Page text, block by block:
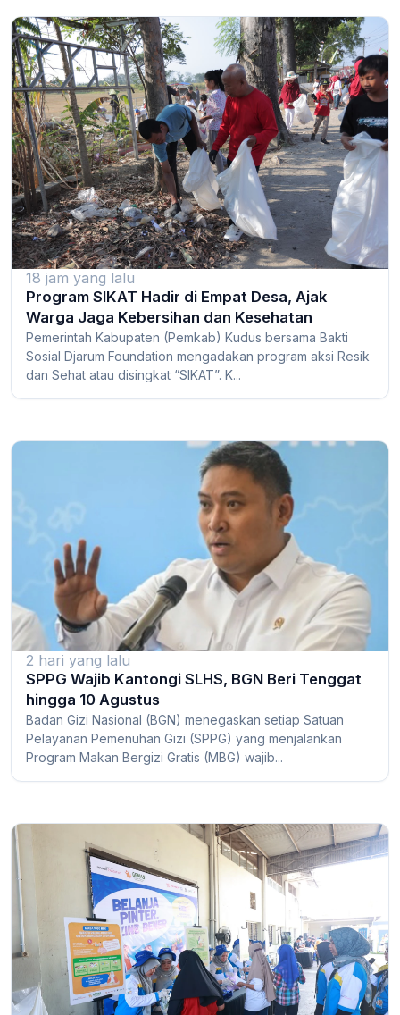
18 jam yang lalu
Program SIKAT Hadir di Empat Desa, Ajak
Warga Jaga Kebersihan dan Kesehatan
Pemerintah Kabupaten (Pemkab) Kudus bersama Bakti
Sosial Djarum Foundation mengadakan program aksi Resik
dan Sehat atau disingkat “SIKAT”. K...
2 hari yang lalu
SPPG Wajib Kantongi SLHS, BGN Beri Tenggat
hingga 10 Agustus
Badan Gizi Nasional (BGN) menegaskan setiap Satuan
Pelayanan Pemenuhan Gizi (SPPG) yang menjalankan
Program Makan Bergizi Gratis (MBG) wajib...